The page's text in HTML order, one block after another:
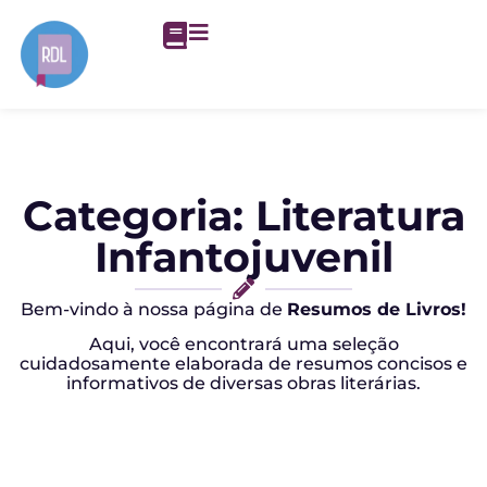
Categoria: Literatura
Infantojuvenil
Bem-vindo à nossa página de Resumos de Livros!
Aqui, você encontrará uma seleção
cuidadosamente elaborada de resumos concisos e
informativos de diversas obras literárias.